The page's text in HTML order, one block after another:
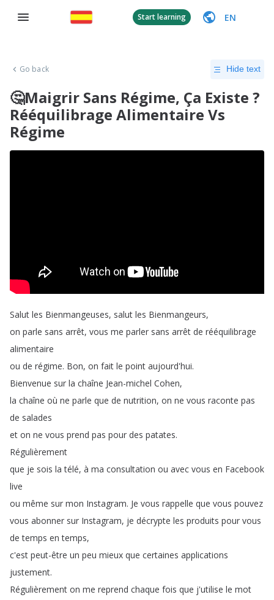
Start learning EN
Go back Hide text
🤔Maigrir Sans Régime, Ça Existe ?
Rééquilibrage Alimentaire Vs
Régime
Salut les Bienmangeuses, salut les Bienmangeurs,
on parle sans arrêt, vous me parler sans arrêt de rééquilibrage
alimentaire
ou de régime. Bon, on fait le point aujourd'hui.
Bienvenue sur la chaîne Jean-michel Cohen,
la chaîne où ne parle que de nutrition, on ne vous raconte pas
de salades
et on ne vous prend pas pour des patates.
Régulièrement
que je sois la télé, à ma consultation ou avec vous en Facebook
live
ou même sur mon Instagram. Je vous rappelle que vous pouvez
vous abonner sur Instagram, je décrypte les produits pour vous
de temps en temps,
c'est peut-être un peu mieux que certaines applications
justement.
Régulièrement on me reprend chaque fois que j'utilise le mot